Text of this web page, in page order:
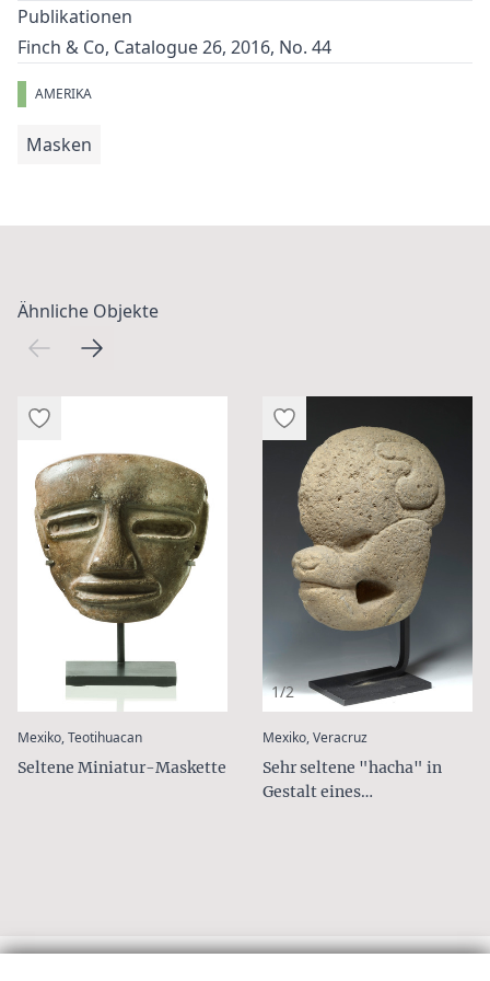
Publikationen
Finch & Co, Catalogue 26, 2016, No. 44
AMERIKA
Masken
Ähnliche Objekte
Mexiko, Teotihuacan:
Seltene Miniatur-Maskette
1/2
Mexiko, Veracruz
Sehr seltene "hacha" in
Gestalt eines